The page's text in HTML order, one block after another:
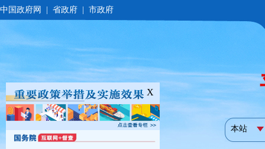
X